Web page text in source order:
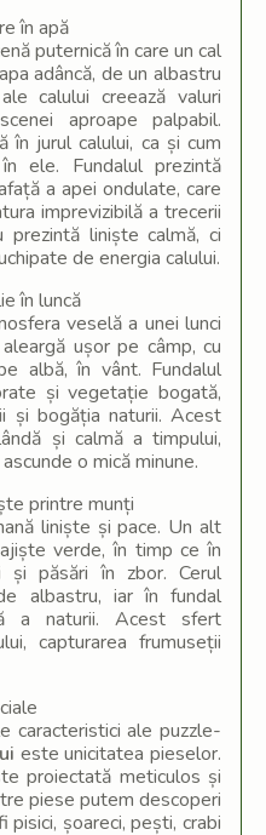
în apă
puternică în care un cal
adâncă, de un albastru
calului creează valuri
aproape palpabil.
în jurul calului, ca și cum
ele. Fundalul prezintă
a apei ondulate, care
imprevizibilă a trecerii
prezintă liniște calmă, ci
de energia calului.
în luncă
veselă a unei lunci
ușor pe câmp, cu
albă, în vânt. Fundalul
și vegetație bogată,
și bogăția naturii. Acest
și calmă a timpului,
o mică minune.
printre munți
liniște și pace. Un alt
verde, în timp ce în
păsări în zbor. Cerul
albastru, iar în fundal
a naturii. Acest sfert
capturarea frumuseții
caracteristici ale puzzle-
este unicitatea pieselor.
proiectată meticulos și
piese putem descoperi
șoareci, pești, crabi